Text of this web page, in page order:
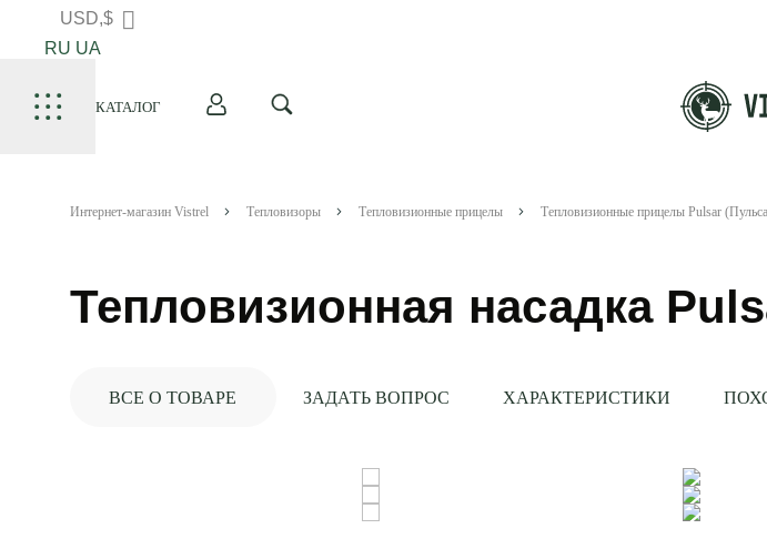
USD,$
RU UA
КАТАЛОГ
Интернет-магазин Vistrel Тепловизоры Тепловизионные прицелы Тепловизионные прицелы Pulsar
Тепловизионная насадка
ВСЕ О ТОВАРЕ ЗАДАТЬ ВОПРОС ХАРАКТЕРИСТИКИ